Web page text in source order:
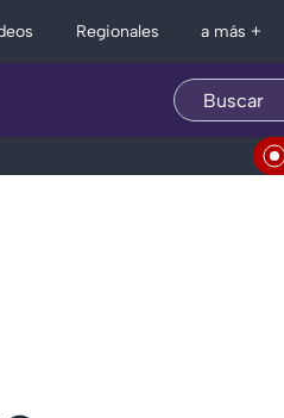
Regionales a más +